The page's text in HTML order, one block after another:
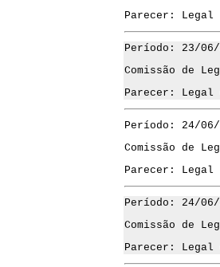
Parecer:
Período: 23/06/
Comissão de
Parecer:
Período: 24/06/
Comissão de
Parecer:
Período: 24/06/
Comissão de
Parecer: